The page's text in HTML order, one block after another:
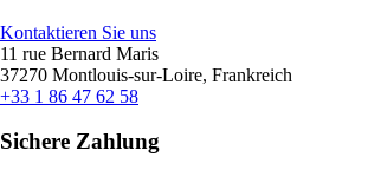
Kontaktieren Sie uns
11 rue Bernard Maris
37270 Montlouis-sur-Loire, Frankreich
+33 1 86 47 62 58
Sichere Zahlung